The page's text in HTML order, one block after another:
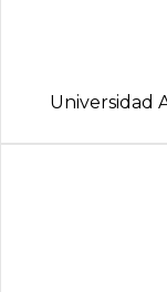
Universidad